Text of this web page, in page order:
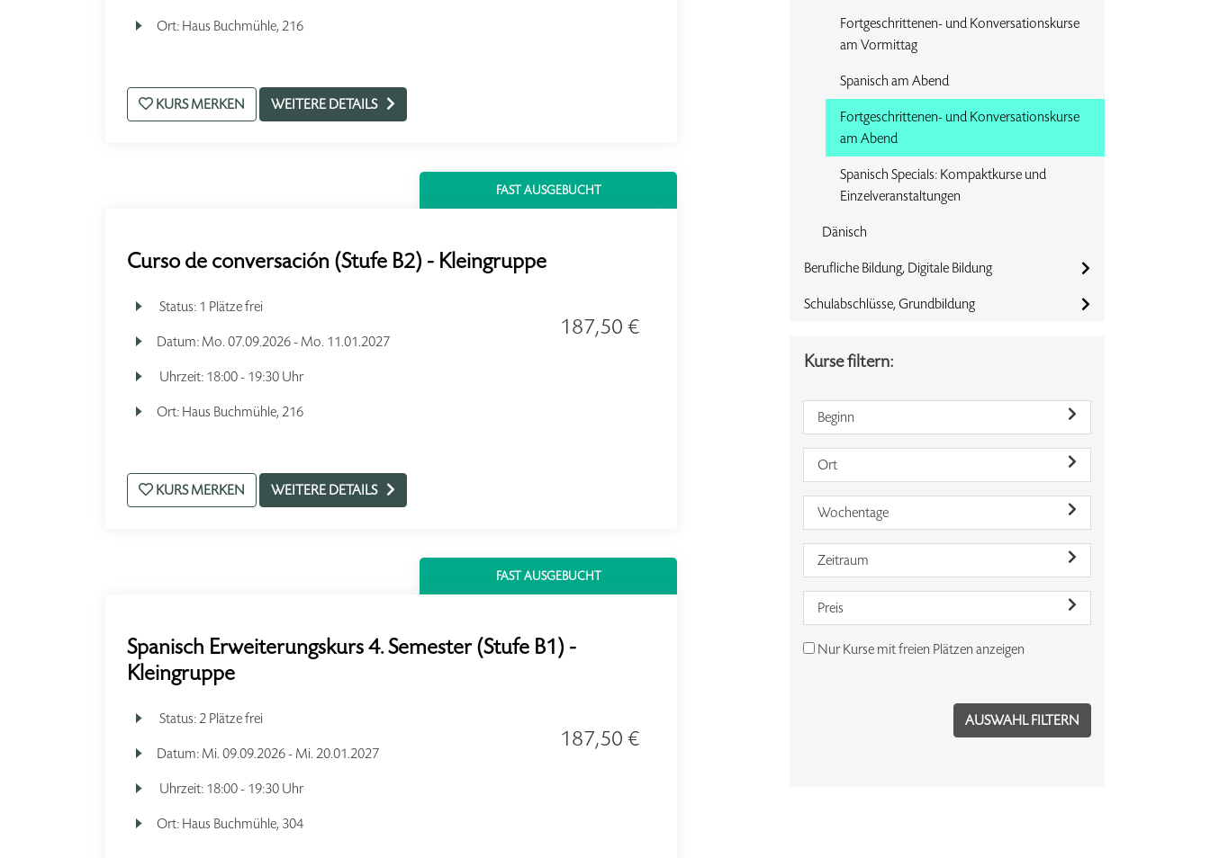
Ort: Haus Buchmühle, 216
KURS MERKEN WEITERE DETAILS
FAST AUSGEBUCHT
Curso de conversación (Stufe B2) - Kleingruppe
Status: 1 Plätze frei
Datum: Mo. 07.09.2026 - Mo. 11.01.2027
Uhrzeit: 18:00 - 19:30 Uhr
Ort: Haus Buchmühle, 216
187,50 €
KURS MERKEN WEITERE DETAILS
FAST AUSGEBUCHT
Spanisch Erweiterungskurs 4. Semester (Stufe B1) -
Kleingruppe
Status:2 Plätze frei
Datum: Mi. 09.09.2026 - Mi. 20.01.2027
Uhrzeit: 18:00 - 19:30 Uhr
Ort: Haus Buchmühle, 304
187,50 €
Fortgeschrittenen- und Konversationskurse
am Vormittag
Spanisch am Abend
Fortgeschrittenen- und Konversationskurse
am Abend
Spanisch Specials: Kompaktkurse und
Einzelveranstaltungen
Dänisch
Berufliche Bildung, Digitale Bildung
Schulabschlüsse, Grundbildung
Kurse filtern:
Beginn
Ort
Wochentage
Zeitraum
Preis
Nur Kurse mit freien Plätzen anzeigen